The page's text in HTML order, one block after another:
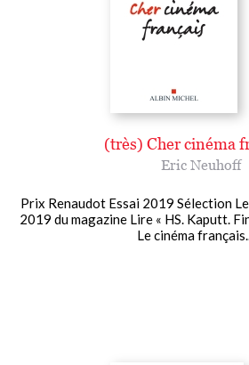
(très) Cher cinéma
Eric Neuhoff
Prix Renaudot Essai 2019 Sélection
2019 du magazine Lire « HS. Kaputt.
Le cinéma